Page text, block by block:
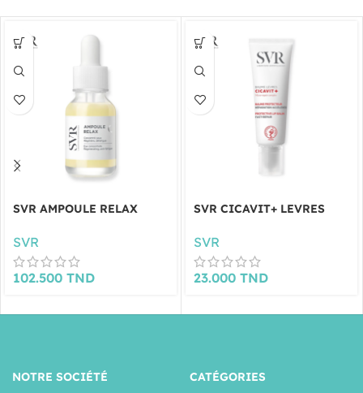
SVR AMPOULE RELAX
SVR
102.500 TND
SVR CICAVIT+ LEVRES
SVR
23.000 TND
NOTRE SOCIÉTÉ
CATÉGORIES